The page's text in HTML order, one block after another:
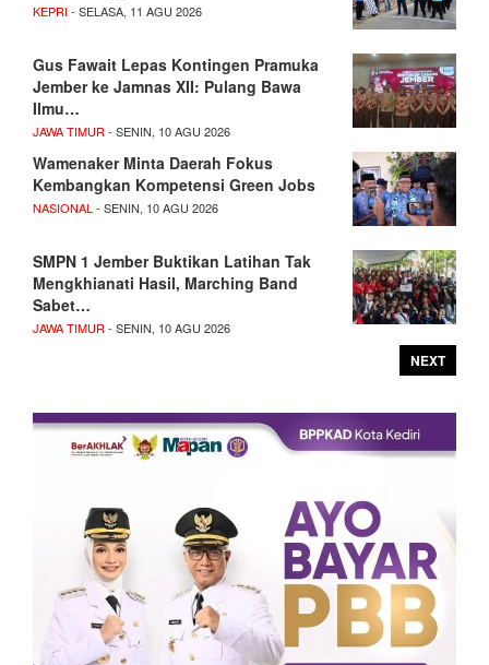
KEPRI- SELASA, 11 AGU 2026
Gus Fawait Lepas Kontingen Pramuka
Jember ke Jamnas XII: Pulang Bawa
Ilmu…
JAWA TIMUR - SENIN, 10 AGU 2026
Wamenaker Minta Daerah Fokus
Kembangkan Kompetensi Green Jobs
NASIONAL - SENIN, 10 AGU 2026
SMPN 1 Jember Buktikan Latihan Tak
Mengkhianati Hasil, Marching Band
Sabet…
JAWA TIMUR - SENIN, 10 AGU 2026
NEXT